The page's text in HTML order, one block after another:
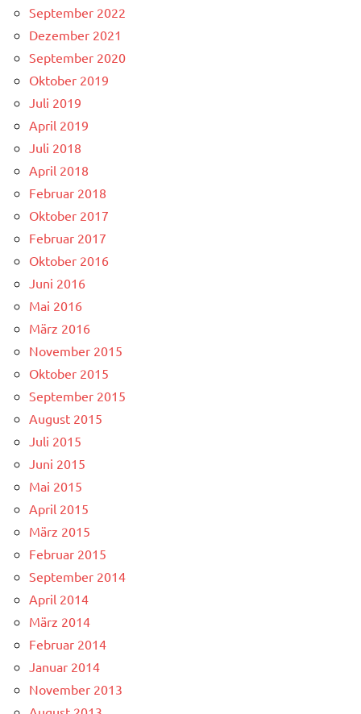
September 2022
Dezember 2021
September 2020
Oktober 2019
Juli 2019
April 2019
Juli 2018
April 2018
Februar 2018
Oktober 2017
Februar 2017
Oktober 2016
Juni 2016
Mai 2016
März 2016
November 2015
Oktober 2015
September 2015
August 2015
Juli 2015
Juni 2015
Mai 2015
April 2015
März 2015
Februar 2015
September 2014
April 2014
März 2014
Februar 2014
Januar 2014
November 2013